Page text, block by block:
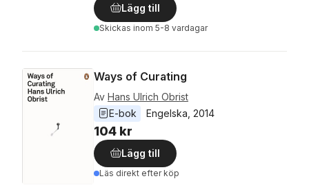
Lägg till
Skickas inom 5-8 vardagar
Ways of Curating
Av Hans Ulrich Obrist
E-bok
Engelska 2014
104 kr
Lägg till
Läs direkt efter köp